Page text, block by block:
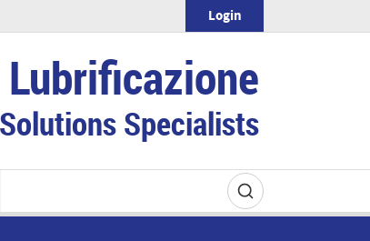
Solutions Specialists
Login